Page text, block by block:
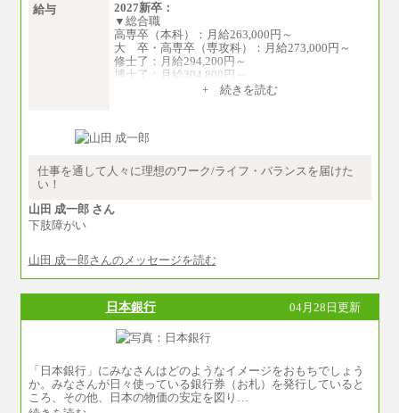
給与
2027新卒：
▼総合職
高専卒（本科）：月給263,000円～
大 卒・高専卒（専攻科）：月給273,000円～
修士了：月給294,200円～
博士了：月給304,800円～
ず個別設定することがあります
▼アソシエイト職
全職種2025年度実績
中途：
基本月給／20万5000円以上(正社員・準社員）
※経験、能力を考慮の上、当社規定により
優遇いたします
※自己成長支援金(10,000円）を含む
※別途、Workstyle支援金(月額4,000円）
+ 続きを読む
仕事を通して人々に理想のワーク/ライフ・バランスを届けた
い！
山田 成一郎 さん
下肢障がい
山田 成一郎さんのメッセージを読む
日本銀行 04月28日更新
「日本銀行」にみなさんはどのようなイメージをおもちでしょう
か。みなさんが日々使っている銀行券（お札）を発行していると
ころ、その他、日本の物価の安定を図り…